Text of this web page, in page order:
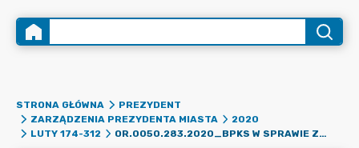
STRONA GŁÓWNA
PREZYDENT
ZARZĄDZENIA PREZYDENTA MIASTA
2020
LUTY 174-312
OR.0050.283.2020_BPKS W SPRAWIE ZAAKCEPTOWANIA SPRAWOZDANIA KOŃCOWEGO Z WYKONANIA ZADANIA I PRZJĘCIA ROZLICZENIA Z UDZIELONEJ Z BUDŻETU GMINY POMOCY FINANSOWEJ W FORMIE DOTACJI NA REALIAZJĘ ZADANIA Z ZAKRESU ROZWOJU SPORTU PN. "WSZECHSTRONNIE UZDOLNIENI O